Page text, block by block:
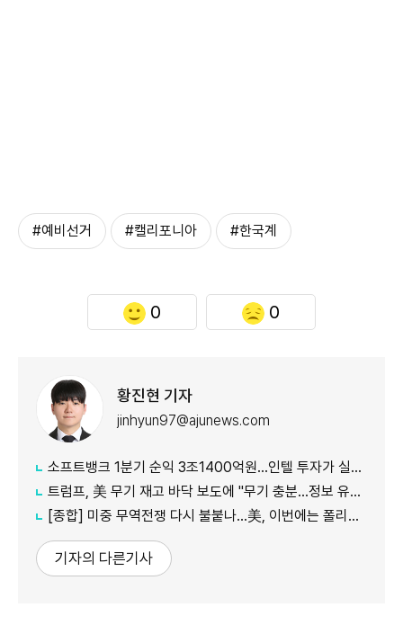
#예비선거 #캘리포니아 #한국계
0 0
황진현 기자
jinhyun97@ajunews.com
소프트뱅크 1분기 순익 3조1400억원…인텔 투자가 실적 견인
트럼프, 美 무기 재고 바닥 보도에 "무기 충분…정보 유출자에 장기형"
[종합] 미중 무역전쟁 다시 불붙나…美, 이번에는 폴리실리콘 관세 15% 추진
기자의 다른기사